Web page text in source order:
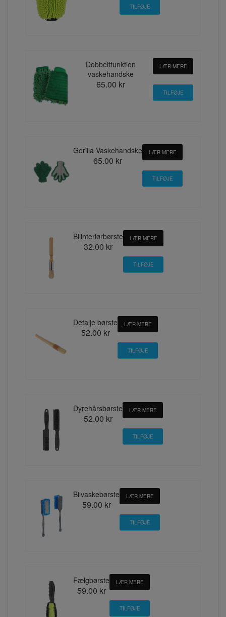
Dobbeltfunktion
vaskehandske
65.00 kr
LÆR MERE
Gorilla Vaskehandske
65.00 kr
LÆR MERE
Bilinteriørbørste
32.00 kr
LÆR MERE
Detalje børste
52.00 kr
LÆR MERE
Dyrehårsbørste
52.00 kr
LÆR MERE
Bilvaskebørste
59.00 kr
LÆR MERE
Fælgbørste
59.00 kr
LÆR MERE